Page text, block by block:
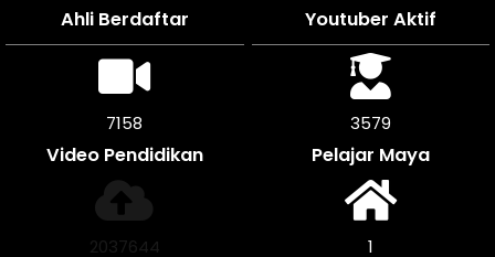
Ahli Berdaftar Youtuber Aktif
8214
Video Pendidikan
4107
Pelajar Maya
2336544 1